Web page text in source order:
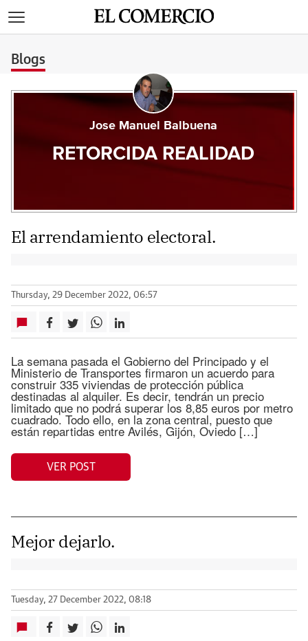
Blogs
Jose Manuel Balbuena
RETORCIDA REALIDAD
El arrendamiento electoral.
Thursday, 29 December 2022, 06:57
La semana pasada el Gobierno del Principado y el
Ministerio de Transportes firmaron un acuerdo para
construir 335 viviendas de protección pública
destinadas al alquiler. Es decir, tendrán un precio
limitado que no podrá superar los 8,85 euros por metro
cuadrado. Todo ello, en la zona central, puesto que
están repartidas entre Avilés, Gijón, Oviedo […]
VER POST
Mejor dejarlo.
Tuesday, 27 December 2022, 08:18